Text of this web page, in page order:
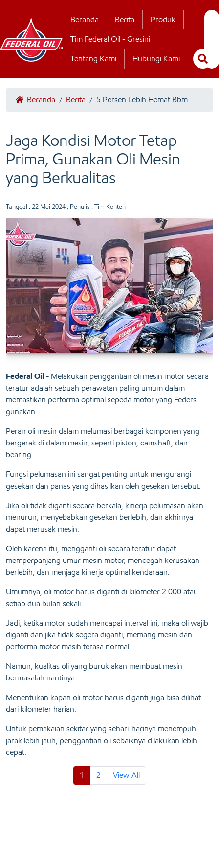
Hubungi Kamii
Beranda Berita Produk
Tim Federal Oil - Gresini
Tentang Kami Hubungi Kami
Beranda / Berita / 5 Persen Lebih Hemat Bbm
Jaga Kondisi Motor Tetap
Prima, Gunakan Oli Mesin
yang Berkualitas
Tanggal : 22 Mei 2024 , Penulis : Tim Konten
Federal Oil - Melakukan penggantian oli mesin motor secara
teratur adalah sebuah perawatan paling umum dalam
memastikan performa optimal sepeda motor yang Feders
gunakan..
Peran oli mesin dalam melumasi berbagai komponen yang
bergerak di dalam mesin, seperti piston, camshaft, dan
bearing.
Fungsi pelumasan ini sangat penting untuk mengurangi
gesekan dan panas yang dihasilkan oleh gesekan tersebut.
Jika oli tidak diganti secara berkala, kinerja pelumasan akan
menurun, menyebabkan gesekan berlebih, dan akhirnya
dapat merusak mesin.
Oleh karena itu, mengganti oli secara teratur dapat
memperpanjang umur mesin motor, mencegah kerusakan
berlebih, dan menjaga kinerja optimal kendaraan.
Umumnya, oli motor harus diganti di kilometer 2.000 atau
setiap dua bulan sekali.
Jadi, ketika motor sudah mencapai interval ini, maka oli wajib
diganti dan jika tidak segera diganti, memang mesin dan
performa motor masih terasa normal.
Namun, kualitas oli yang buruk akan membuat mesin
bermasalah nantinya.
Menentukan kapan oli motor harus diganti juga bisa dilihat
dari kilometer harian.
Untuk pemakaian sekitar yang sehari-harinya menempuh
jarak lebih jauh, penggantian oli sebaiknya dilakukan lebih
cepat.
1 2 View All